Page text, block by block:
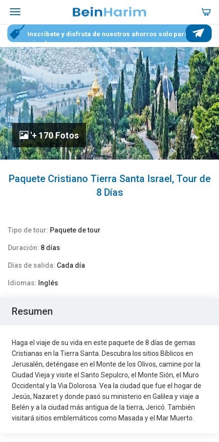
Inscríbete y disfruta de nuestros ahorros solo para
miembros
'+ 170 Fotos
Paquete Cristiano Tierra Santa Israel, Tour de
8 Días
Tipo de tour: Paquete de tour
Duración: 8 días
Días de salida: Cada día
Idiomas: Inglés
Resumen
Haga el viaje de su vida en este paquete de 8 días de gemas
Cristianas en la Tierra Santa. Descubra los sitios Bíblicos en
Jerusalén, deténgase en el Monte de los Olivos, camine por la
Ciudad Vieja y visite el Santo Sepulcro, el Monte Sión, el Muro
Occidental y la Via Dolorosa. Vea la ciudad que fue el hogarde
Jesús, Nazaret y donde pasó su ministerio en Galilea y viaje a
Belén ya la ciudad más antigua de la tierra, Jericó. También
visitará sitios emblemáticos como Masada y el Mar Muerto.